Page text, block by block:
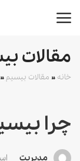
مقالات
خانه » مقالات بیسیم»
چرا
مدیریت